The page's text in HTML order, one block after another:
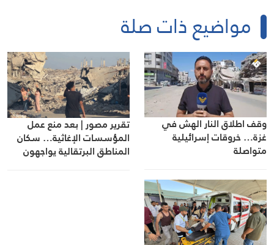
مواضيع ذات صلة
وقف اطلاق النار الهش في
غزة… خروقات إسرائيلية
متواصلة
تقرير مصور | بعد منع عمل
المؤسسات الإغاثية… سكان
المناطق البرتقالية يواجهون